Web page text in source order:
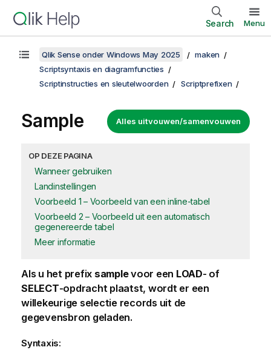
Search Menu
Qlik Sense onder Windows May 2025
maken
Scriptsyntaxis en diagramfuncties
Scriptinstructies en sleutelwoorden
Scriptprefixen
Alles uitvouwen/samenvouwen
Sample
OP DEZE PAGINA
Wanneer gebruiken
Landinstellingen
Voorbeeld 1 – Voorbeeld van een inline-tabel
Voorbeeld 2 – Voorbeeld uit een automatisch
gegenereerde tabel
Meer informatie
Als u het prefix samplevoor een LOAD- of
SELECT-opdracht plaatst, wordt er een
willekeurige selectie records uit de
gegevensbron geladen.
Syntaxis: